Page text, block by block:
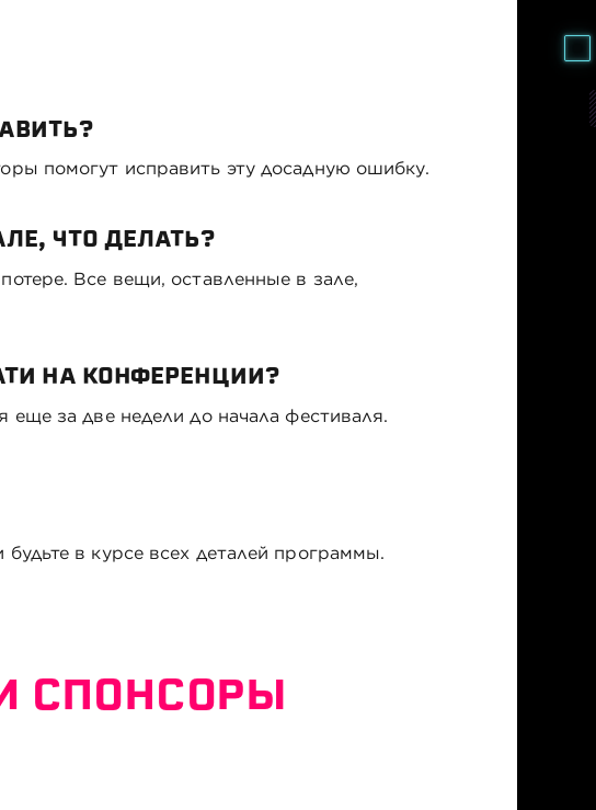
помогут исправить эту досадную ошибку.
ЧТО ДЕЛАТЬ?
Все вещи, оставленные в зале,
НА КОНФЕРЕНЦИИ?
еще за две недели до начала фестиваля.
будьте в курсе всех деталей программы.
СПОНСОРЫ